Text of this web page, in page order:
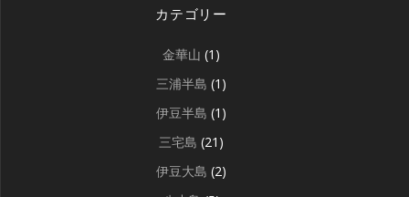
カテゴリー
金華山 (1)
三浦半島 (1)
伊豆半島 (1)
三宅島 (21)
伊豆大島 (2)